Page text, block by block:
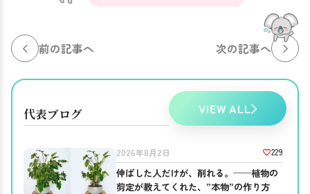
前の記事へ 次の記事へ
代表ブログ VIEW ALL
2026年8月2日 229
伸ばした人だけが、削れる。──植物の
剪定が教えてくれた、”本物”の作り方